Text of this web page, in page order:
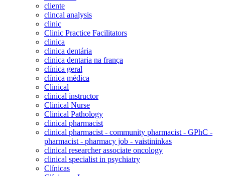
cliente
clincal analysis
clinic
Clinic Practice Facilitators
clinica
clinica dentária
clinica dentaria na frança
clínica geral
clínica médica
Clinical
clinical instructor
Clinical Nurse
Clinical Pathology
clinical pharmacist
clinical pharmacist - community pharmacist - GPhC -
pharmacist - pharmacy job - vaistininkas
clinical researcher associate oncology
clinical specialist in psychiatry
Clínicas